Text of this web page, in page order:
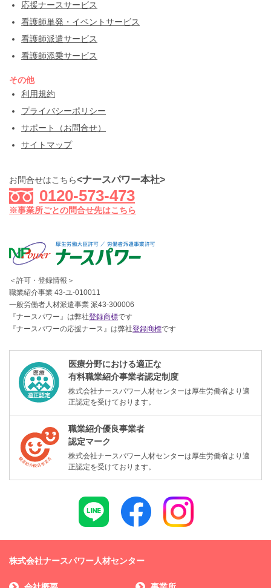
応援ナースサービス
看護師単発・イベントサービス
看護師派遣サービス
看護師添乗サービス
その他
利用規約
プライバシーポリシー
サポート（お問合せ）
サイトマップ
お問合せはこちら<ナースパワー本社>
0120-573-473
※事業所ごとの問合せ先はこちら
＜許可・登録情報＞
職業紹介事業 43-ユ-010011
一般労働者人材派遣事業 派43-300006
『ナースパワー』は弊社登録商標です
『ナースパワーの応援ナース』は弊社登録商標です
医療分野における適正な
有料職業紹介事業者認定制度
株式会社ナースパワー人材センターは厚生労働省より適
正認定を受けております。
職業紹介優良事業者
認定マーク
株式会社ナースパワー人材センターは厚生労働省より適
正認定を受けております。
株式会社ナースパワー人材センター